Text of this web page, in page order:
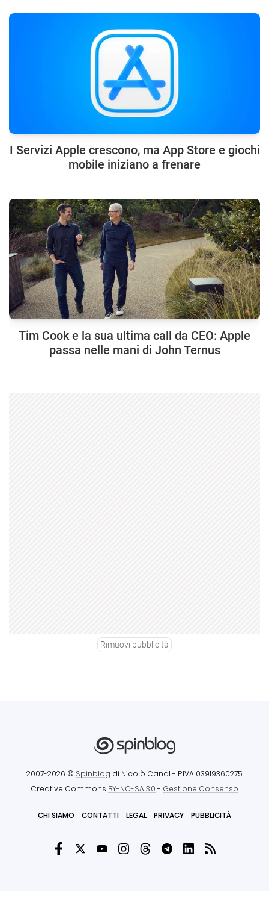
I Servizi Apple crescono, ma App Store e giochi
mobile iniziano a frenare
Tim Cook e la sua ultima call da CEO: Apple
passa nelle mani di John Ternus
Rimuovi pubblicità
2007-2026 © Spinblog di Nicolò Canal - P.IVA 03919360275
Creative Commons BY-NC-SA 3.0- Gestione Consenso
CHI SIAMO CONTATTI LEGAL PRIVACY PUBBLICITÀ